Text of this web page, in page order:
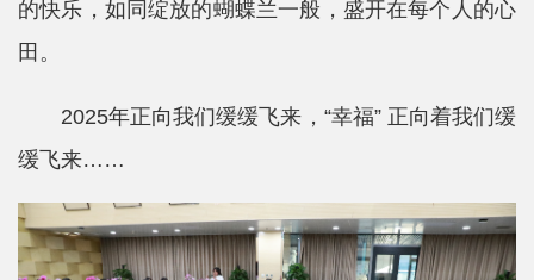
的快乐，如同绽放的蝴蝶兰一般，盛开在每个人的心
田。
2025年正向我们缓缓飞来，“幸福” 正向着我们缓
缓飞来……